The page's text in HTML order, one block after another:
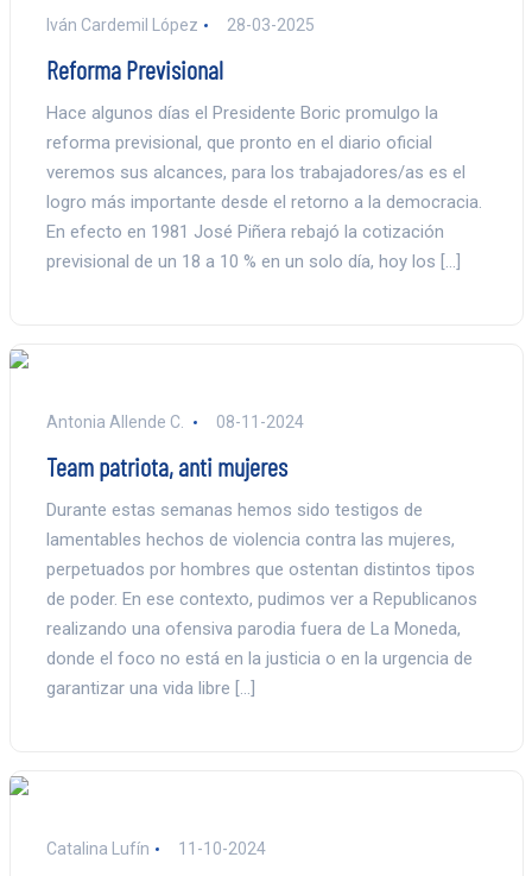
Iván Cardemil López 28-03-2025
Reforma Previsional
Hace algunos días el Presidente Boric promulgo la
reforma previsional, que pronto en el diario oficial
veremos sus alcances, para los trabajadores/as es el
logro más importante desde el retorno a la democracia.
En efecto en 1981 José Piñera rebajó la cotización
previsional de un 18 a 10 % en un solo día, hoy los […]
Antonia Allende C. 08-11-2024
Team patriota, anti mujeres
Durante estas semanas hemos sido testigos de
lamentables hechos de violencia contra las mujeres,
perpetuados por hombres que ostentan distintos tipos
de poder. En ese contexto, pudimos ver a Republicanos
realizando una ofensiva parodia fuera de La Moneda,
donde el foco no está en la justicia o en la urgencia de
garantizar una vida libre […]
Catalina Lufín 11-10-2024